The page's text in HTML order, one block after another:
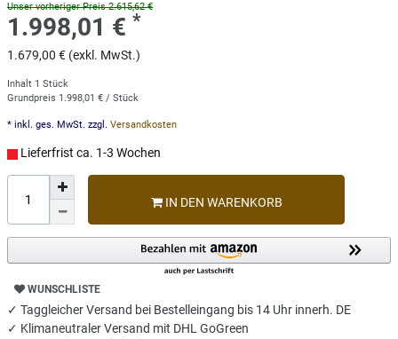
Unser vorheriger Preis 2.615,62 €
1.998,01 € *
1.679,00 € (exkl. MwSt.)
Inhalt 1 Stück
Grundpreis 1.998,01 € / Stück
* inkl. ges. MwSt. zzgl. Versandkosten
Lieferfrist ca. 1-3 Wochen
IN DEN WARENKORB
WUNSCHLISTE
✓ Taggleicher Versand bei Bestelleingang bis 14 Uhr innerh. DE
✓ Klimaneutraler Versand mit DHL GoGreen